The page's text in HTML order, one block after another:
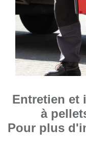
Entretien et
à
Pour plus